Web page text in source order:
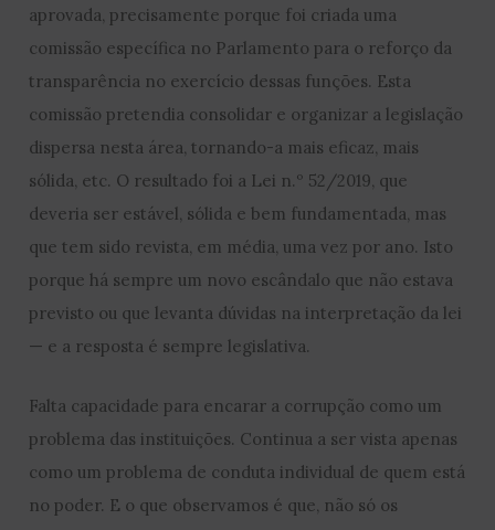
aprovada, precisamente porque foi criada uma
comissão específica no Parlamento para o reforço da
transparência no exercício dessas funções. Esta
comissão pretendia consolidar e organizar a legislação
dispersa nesta área, tornando-a mais eficaz, mais
sólida, etc. O resultado foi a Lei n.º 52/2019, que
deveria ser estável, sólida e bem fundamentada, mas
que tem sido revista, em média, uma vez por ano. Isto
porque há sempre um novo escândalo que não estava
previsto ou que levanta dúvidas na interpretação da lei
— e a resposta é sempre legislativa.
Falta capacidade para encarar a corrupção como um
problema das instituições. Continua a ser vista apenas
como um problema de conduta individual de quem está
no poder. E o que observamos é que, não só os